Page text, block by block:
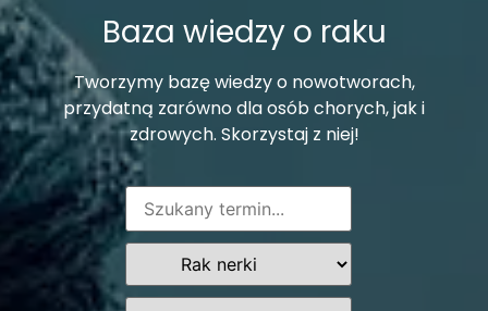
Baza wiedzy o raku
Tworzymy bazę wiedzy o nowotworach,
przydatną zarówno dla osób chorych, jak i
zdrowych. Skorzystaj z niej!